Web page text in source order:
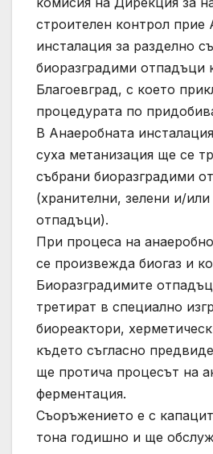
строителен контрол прие
инсталация за разделно
биоразградими отпадъци
Благоевград, с което
процедурата по
В Анаеробната
суха метанизация ще се
събрани биоразградими
(хранителни, зелени и/
отпадъци).
При процеса на
се произвежда биогаз и
Биоразградимите
третират в специално
биореактори,
където съгласно
ще протича процесът на
ферментация.
Съоръжението е с
тона годишно и ще